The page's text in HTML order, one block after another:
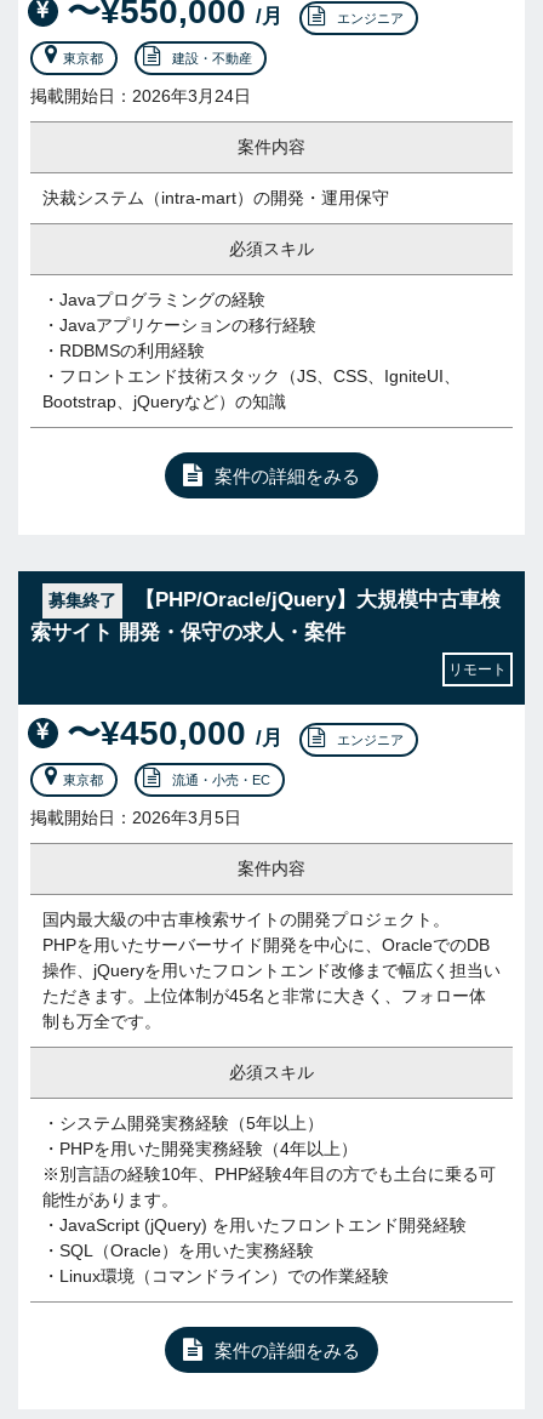
〜¥550,000 /月 エンジニア
東京都 建設・不動産
掲載開始日：2026年3月24日
案件内容
決裁システム（intra-mart）の開発・運用保守
必須スキル
・Javaプログラミングの経験
・Javaアプリケーションの移行経験
・RDBMSの利用経験
・フロントエンド技術スタック（JS、CSS、IgniteUI、
Bootstrap、jQueryなど）の知識
案件の詳細をみる
募集終了
【PHP/Oracle/jQuery】大規模中古車検
索サイト 開発・保守の求人・案件
リモート
〜¥450,000 /月 エンジニア
東京都 流通・小売・EC
掲載開始日：2026年3月5日
案件内容
国内最大級の中古車検索サイトの開発プロジェクト。
PHPを用いたサーバーサイド開発を中心に、OracleでのDB
操作、jQueryを用いたフロントエンド改修まで幅広く担当い
ただきます。上位体制が45名と非常に大きく、フォロー体
制も万全です。
必須スキル
・システム開発実務経験（5年以上）
・PHPを用いた開発実務経験（4年以上）
※別言語の経験10年、PHP経験4年目の方でも土台に乗る可
能性があります。
・JavaScript (jQuery) を用いたフロントエンド開発経験
・SQL（Oracle）を用いた実務経験
・Linux環境（コマンドライン）での作業経験
案件の詳細をみる